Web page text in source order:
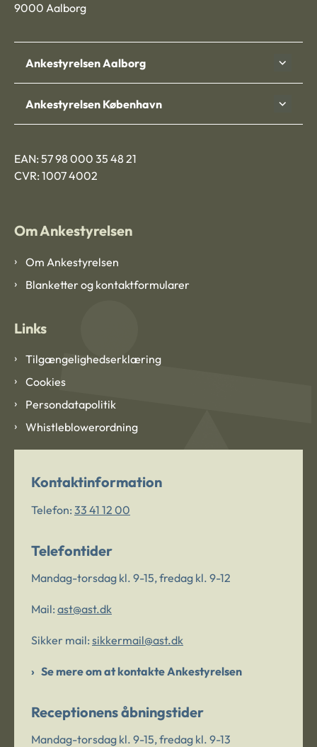
9000 Aalborg
Ankestyrelsen Aalborg
Ankestyrelsen København
EAN: 57 98 000 35 48 21
CVR: 1007 4002
Om Ankestyrelsen
Om Ankestyrelsen
Blanketter og kontaktformularer
Links
Tilgængelighedserklæring
Cookies
Persondatapolitik
Whistleblowerordning
Kontaktinformation
Telefon: 33 41 12 00
Telefontider
Mandag-torsdag kl. 9-15, fredag kl. 9-12
Mail: ast@ast.dk
Sikker mail: sikkermail@ast.dk
Se mere om at kontakte Ankestyrelsen
Receptionens åbningstider
Mandag-torsdag kl. 9-15, fredag kl. 9-13